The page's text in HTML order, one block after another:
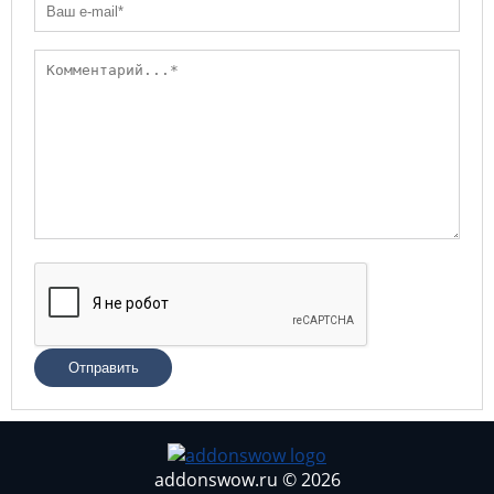
Отправить
addonswow.ru © 2026